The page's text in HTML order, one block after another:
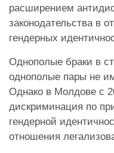
расширением
законодательства в
гендерных
Однополые браки в
однополые пары не
Однако в Молдове с
дискриминация по
гендерной
отношения